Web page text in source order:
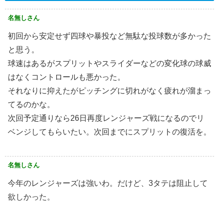
名無しさん
初回から安定せず四球や暴投など無駄な投球数が多かった
と思う。
球速はあるがスプリットやスライダーなどの変化球の球威
はなくコントロールも悪かった。
それなりに抑えたがピッチングに切れがなく疲れが溜まっ
てるのかな。
次回予定通りなら26日再度レンジャーズ戦になるのでリ
ベンジしてもらいたい。次回までにスプリットの復活を。
名無しさん
今年のレンジャーズは強いわ。だけど、3タテは阻止して
欲しかった。